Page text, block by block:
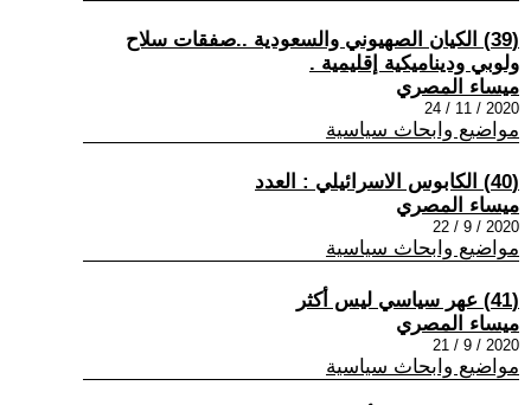
(39) الكيان الصهيوني والسعودية ..صفقات سلاح
ولوبي وديناميكية إقليمية .
ميساء المصري
2020 / 11 / 24
مواضيع وابحاث سياسية
(40) الكابوس الاسرائيلي : العدد
ميساء المصري
2020 / 9 / 22
مواضيع وابحاث سياسية
(41) عهر سياسي ليس أكثر
ميساء المصري
2020 / 9 / 21
مواضيع وابحاث سياسية